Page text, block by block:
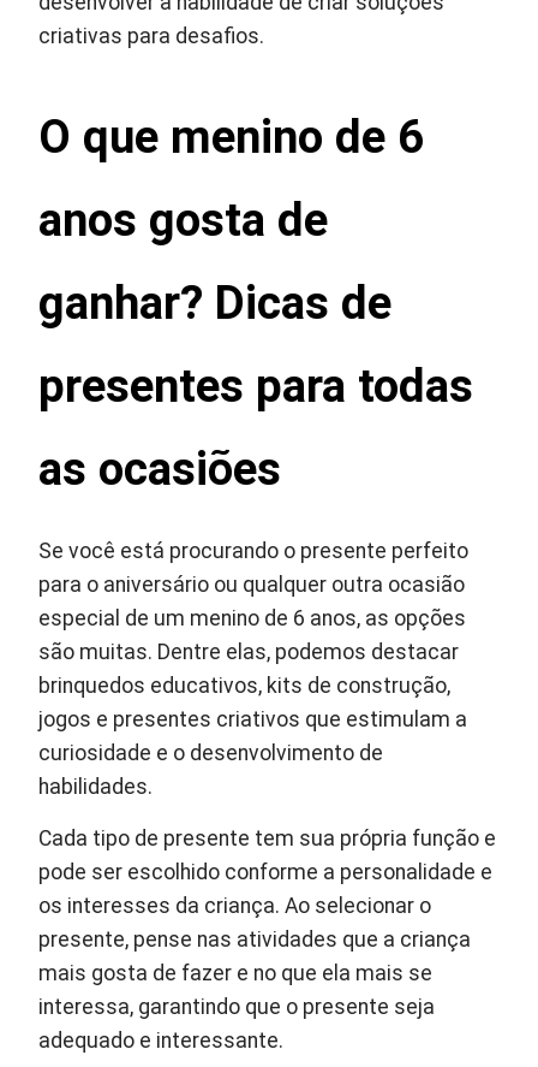
criativas para desafios.
O que menino de 6
anos gosta de
ganhar? Dicas de
presentes para todas
as ocasiões
Se você está procurando o presente perfeito
para o aniversário ou qualquer outra ocasião
especial de um menino de 6 anos, as opções
são muitas. Dentre elas, podemos destacar
brinquedos educativos, kits de construção,
jogos e presentes criativos que estimulam a
curiosidade e o desenvolvimento de
habilidades.
Cada tipo de presente tem sua própria função e
pode ser escolhido conforme a personalidade e
os interesses da criança. Ao selecionar o
presente, pense nas atividades que a criança
mais gosta de fazer e no que ela mais se
interessa, garantindo que o presente seja
adequado e interessante.